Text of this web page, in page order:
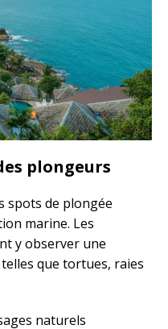
plongeurs
spots de plongée
marine. Les
y observer une
que tortues, raies
naturels